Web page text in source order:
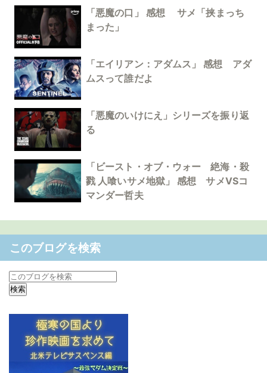
「悪魔の口」 感想 サメ「挟まっち
まった」
「エイリアン：アダムス」 感想 アダ
ムスって誰だよ
「悪魔のいけにえ」シリーズを振り返
る
「ビースト・オブ・ウォー 絶海・殺
戮 人喰いサメ地獄」 感想 サメVSコ
マンダー哲夫
このブログを検索